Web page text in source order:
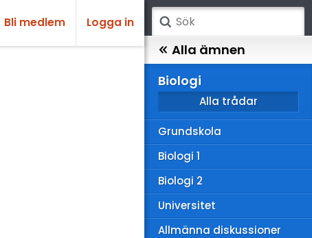
Bli medlem Logga in
Alla ämnen
Biologi
Alla trådar
Grundskola
Biologi 1
Biologi 2
Universitet
Allmänna diskussioner